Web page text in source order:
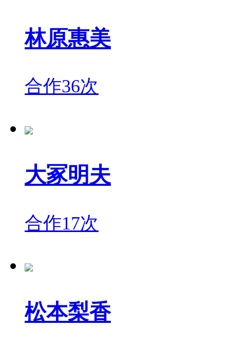
林原惠美
合作36次
大冢明夫
合作17次
松本梨香